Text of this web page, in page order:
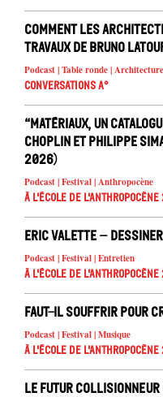
Comment les
travaux de Bruno
Podcast | Table ronde | Architecture
Conversations A°
“Matériaux, un
Choplin et Philippe
2026)
Podcast | Festival | Anthropocène
À l'école de l'Anthropocène
Eric Valette –
Podcast | Festival | Entretien
À l'école de l'Anthropocène
Faut-il souffrir pour
Podcast | Festival | Musique
À l'école de l'Anthropocène
Le Futur Collisionneur